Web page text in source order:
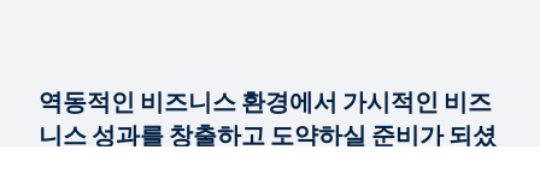
더 많은 자료 보기
역동적인 비즈니스 환경에서 가시적인 비즈
니스 성과를 창출하고 도약하실 준비가 되셨